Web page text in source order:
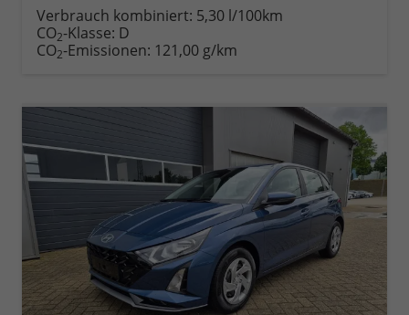
anfordern
Datei,
Verbrauch kombiniert: 5,30 l/100km
CO2-Klasse: D
CO2-Emissionen: 121,00 g/km